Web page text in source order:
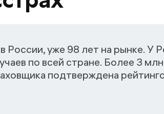
уже 98 лет на рынке. У
по всей стране. Более 3
подтверждена